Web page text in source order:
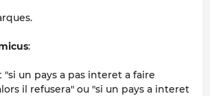
:
un pays a pas interet a faire
il refusera" ou "si un pays a interet